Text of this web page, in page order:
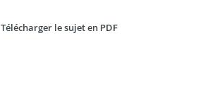
Télécharger le sujet en PDF